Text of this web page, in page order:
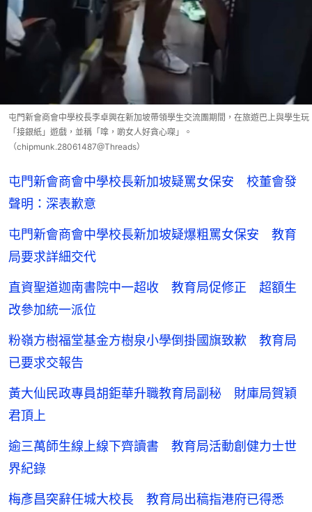
屯門新會商會中學校長李卓興在新加坡帶領學生交流團期間，在旅遊巴上與學生玩
「接銀紙」遊戲，並稱「嗱，啲女人好貪心㗎」。
（chipmunk.28061487@Threads）
屯門新會商會中學校長新加坡疑罵女保安 校董會發
聲明：深表歉意
屯門新會商會中學校長新加坡疑爆粗罵女保安 教育
局要求詳細交代
直資聖道迦南書院中一超收 教育局促修正 超額生
改參加統一派位
粉嶺方樹福堂基金方樹泉小學倒掛國旗致歉 教育局
已要求交報告
黃大仙民政專員胡鉅華升職教育局副秘 財庫局賀穎
君頂上
逾三萬師生線上線下齊讀書 教育局活動創健力士世
界紀錄
梅彥昌突辭任城大校長 教育局出稿指港府已得悉